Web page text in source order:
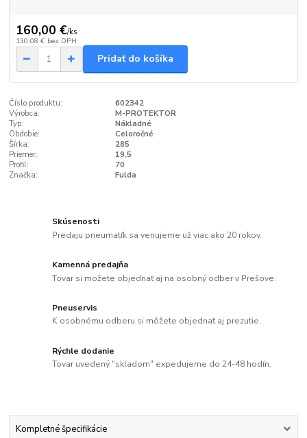
160,00 €/ks
130,08 € bez DPH
Pridať do košíka
Číslo produktu:
602342
Výrobca:
M-PROTEKTOR
Typ:
Nákladné
Obdobie:
Celoročné
Šírka:
285
Priemer:
19,5
Profil:
70
Značka:
Fulda
Skúsenosti
Predaju pneumatík sa venujeme už viac ako 20 rokov.
Kamenná predajňa
Tovar si možete objednať aj na osobný odber v Prešove.
Pneuservis
K osobnému odberu si môžete objednať aj prezutie.
Rýchle dodanie
Tovar uvedený "skladom" expedujeme do 24-48 hodín.
Kompletné špecifikácie